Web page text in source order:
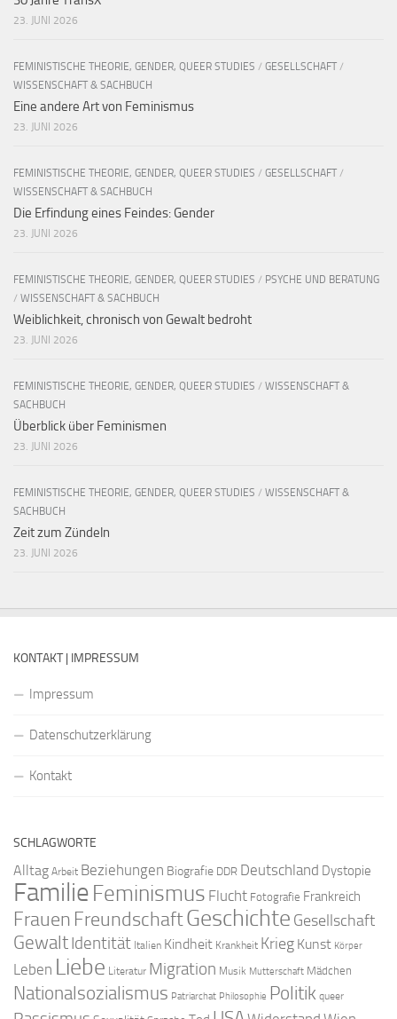
23. JUNI 2026
FEMINISTISCHE THEORIE, GENDER, QUEER STUDIES / GESELLSCHAFT /
WISSENSCHAFT & SACHBUCH
Eine andere Art von Feminismus
23. JUNI 2026
FEMINISTISCHE THEORIE, GENDER, QUEER STUDIES / GESELLSCHAFT /
WISSENSCHAFT & SACHBUCH
Die Erfindung eines Feindes: Gender
23. JUNI 2026
FEMINISTISCHE THEORIE, GENDER, QUEER STUDIES / PSYCHE UND BERATUNG
/ WISSENSCHAFT & SACHBUCH
Weiblichkeit, chronisch von Gewalt bedroht
23. JUNI 2026
FEMINISTISCHE THEORIE, GENDER, QUEER STUDIES / WISSENSCHAFT &
SACHBUCH
Überblick über Feminismen
23. JUNI 2026
FEMINISTISCHE THEORIE, GENDER, QUEER STUDIES / WISSENSCHAFT &
SACHBUCH
Zeit zum Zündeln
23. JUNI 2026
KONTAKT | IMPRESSUM
Impressum
Datenschutzerklärung
Kontakt
SCHLAGWORTE
Alltag Arbeit Beziehungen Biografie DDR Deutschland Dystopie
FamilieFeminismus Flucht Fotografie Frankreich
Frauen FreundschaftGeschichte Gesellschaft
GewaltIdentität Italien Kindheit Krankheit Krieg Kunst Körper
Leben Liebe Literatur Migration Musik Mutterschaft Mädchen
Nationalsozialismus Patriarchat Philosophie Politik queer